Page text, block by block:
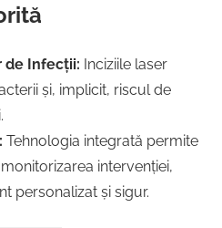
de Infecții: Inciziile laser
și, implicit, riscul de
Tehnologia integrată permite
intervenției,
personalizat și sigur.